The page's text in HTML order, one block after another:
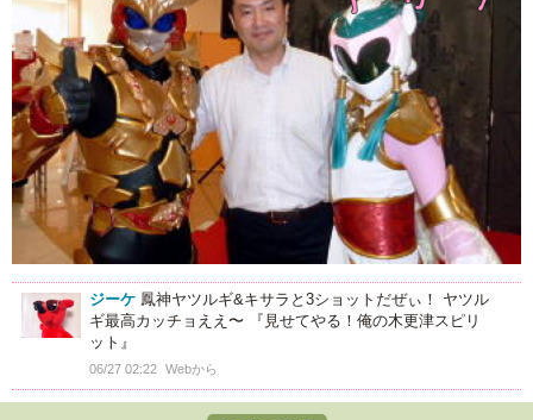
ジーケ 鳳神ヤツルギ&キサラと3ショットだぜぃ！ ヤツル
ギ最高カッチョええ〜 『見せてやる！俺の木更津スピリ
ット』
06/27 02:22 Webから